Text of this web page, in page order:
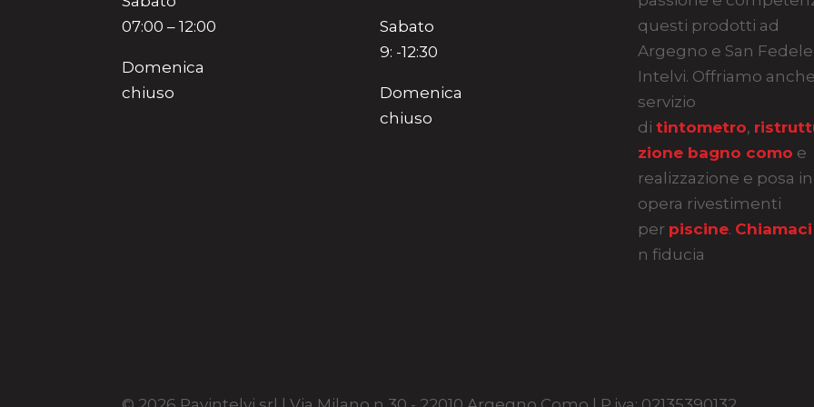
07:00 – 12:00
Domenica
chiuso
Sabato
9: -12:30
Domenica
chiuso
questi prodotti ad
Argegno e San
Intelvi. Offriamo anche
servizio
di tintometro,
zione bagno como e
realizzazione e posa in
opera rivestimenti
per piscine. Chiamaci
n fiducia